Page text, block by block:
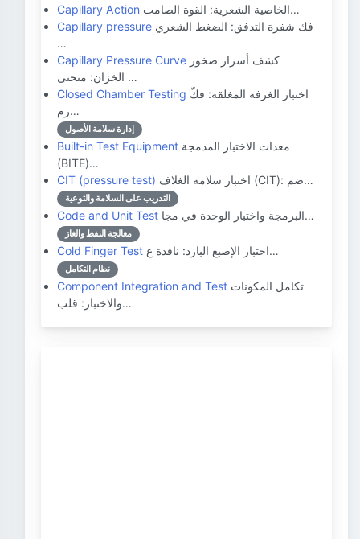
Capillary Action
الخاصية الشعرية: القوة الصامت…
Capillary pressure
…
Capillary Pressure Curve
الخزان: منحنى …
Closed Chamber Testing
رم…
إدارة سلامة الأصول
Built-in Test Equipment
(BITE)…
CIT (pressure test)
اختبار سلامة الغلاف (CIT): ضم…
التدريب على السلامة والتوعية
Code and Unit Test البرمجة واختبار الوحدة في مجا…
معالجة النفط والغاز
Cold Finger Test اختبار الإصبع البارد: نافذة ع…
نظام التكامل
Component Integration and Test
والاختبار: قلب…